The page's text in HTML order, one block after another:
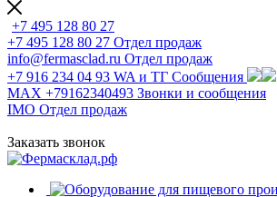
+7 495 128 80 27
+7 495 128 80 27 Отдел продаж
info@fermasclad.ru Отдел продаж
+7 916 234 04 93 WA и ТГ Сообщения
MAX +79162340493 Звонки и сообщения
IMO Отдел продаж
Заказать звонок